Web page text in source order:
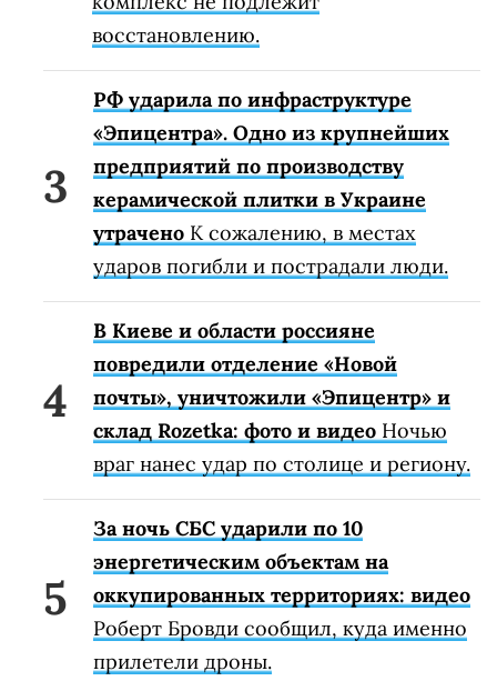
восстановлению.
РФ ударила по инфраструктуре
«Эпицентра». Одно из крупнейших
предприятий по производству
керамической плитки в Украине
утрачено К сожалению, в местах
ударов погибли и пострадали люди.
В Киеве и области россияне
повредили отделение «Новой
почты», уничтожили «Эпицентр» и
склад Rozetka: фото и видео Ночью
враг нанес удар по столице и региону.
За ночь СБС ударили по 10
энергетическим объектам на
оккупированных территориях: видео
Роберт Бровди сообщил, куда именно
прилетели дроны.